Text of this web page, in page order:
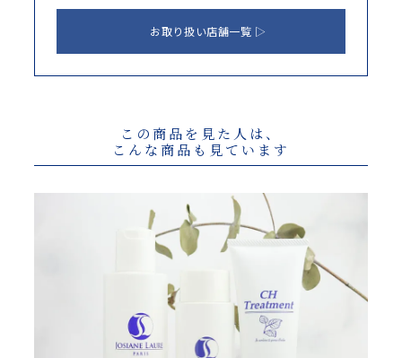
お取り扱い店舗一覧
この商品を見た人は、
こんな商品も見ています